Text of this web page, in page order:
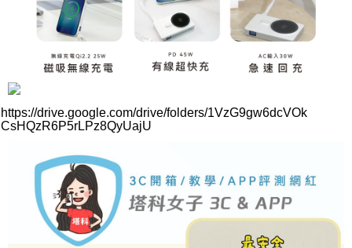
https://drive.google.com/drive/folders/1VzG9gw6dcVOk
CsHQzR6P5rLPz8QyUajU